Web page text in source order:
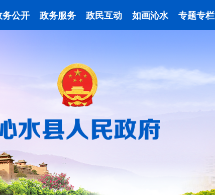
务公开 政务服务 政民互动 如画沁水 专题专栏